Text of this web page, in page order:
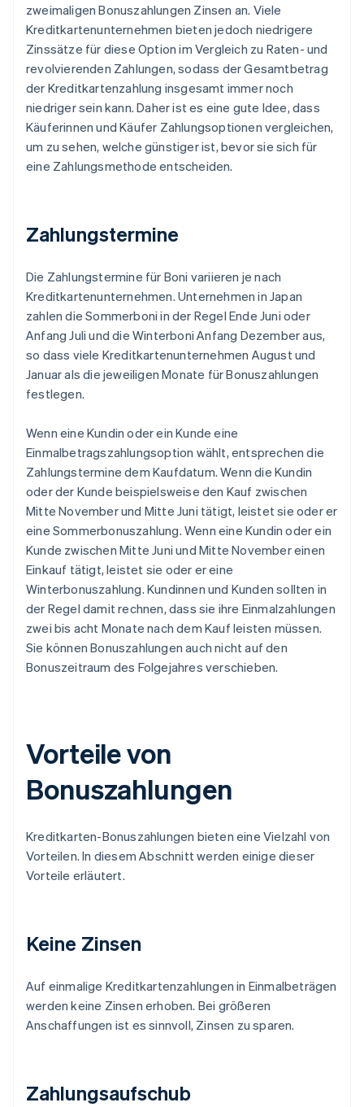
zweimaligen Bonuszahlungen Zinsen an. Viele
Kreditkartenunternehmen bieten jedoch niedrigere
Zinssätze für diese Option im Vergleich zu Raten- und
revolvierenden Zahlungen, sodass der Gesamtbetrag
der Kreditkartenzahlung insgesamt immer noch
niedriger sein kann. Daher ist es eine gute Idee, dass
Käuferinnen und Käufer Zahlungsoptionen vergleichen,
um zu sehen, welche günstiger ist, bevor sie sich für
eine Zahlungsmethode entscheiden.
Zahlungstermine
Die Zahlungstermine für Boni variieren je nach
Kreditkartenunternehmen. Unternehmen in Japan
zahlen die Sommerboni in der Regel Ende Juni oder
Anfang Juli und die Winterboni Anfang Dezember aus,
so dass viele Kreditkartenunternehmen August und
Januar als die jeweiligen Monate für Bonuszahlungen
festlegen.
Wenn eine Kundin oder ein Kunde eine
Einmalbetragszahlungsoption wählt, entsprechen die
Zahlungstermine dem Kaufdatum. Wenn die Kundin
oder der Kunde beispielsweise den Kauf zwischen
Mitte November und Mitte Juni tätigt, leistet sie oder er
eine Sommerbonuszahlung. Wenn eine Kundin oder ein
Kunde zwischen Mitte Juni und Mitte November einen
Einkauf tätigt, leistet sie oder er eine
Winterbonuszahlung. Kundinnen und Kunden sollten in
der Regel damit rechnen, dass sie ihre Einmalzahlungen
zwei bis acht Monate nach dem Kauf leisten müssen.
Sie können Bonuszahlungen auch nicht auf den
Bonuszeitraum des Folgejahres verschieben.
Vorteile von
Bonuszahlungen
Kreditkarten-Bonuszahlungen bieten eine Vielzahl von
Vorteilen. In diesem Abschnitt werden einige dieser
Vorteile erläutert.
Keine Zinsen
Auf einmalige Kreditkartenzahlungen in Einmalbeträgen
werden keine Zinsen erhoben. Bei größeren
Anschaffungen ist es sinnvoll, Zinsen zu sparen.
Zahlungsaufschub